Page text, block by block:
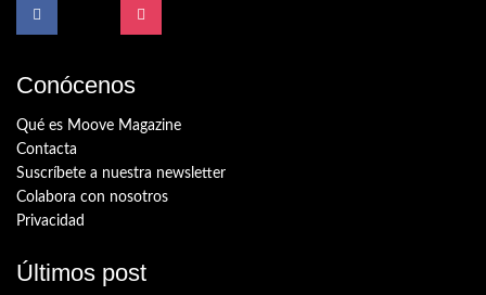
Conócenos
Qué es Moove Magazine
Contacta
Suscríbete a nuestra newsletter
Colabora con nosotros
Privacidad
Últimos post